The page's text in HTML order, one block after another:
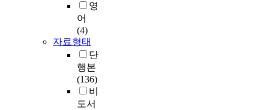
영
어
(4)
자료형태
단
행본
(136)
비
도서